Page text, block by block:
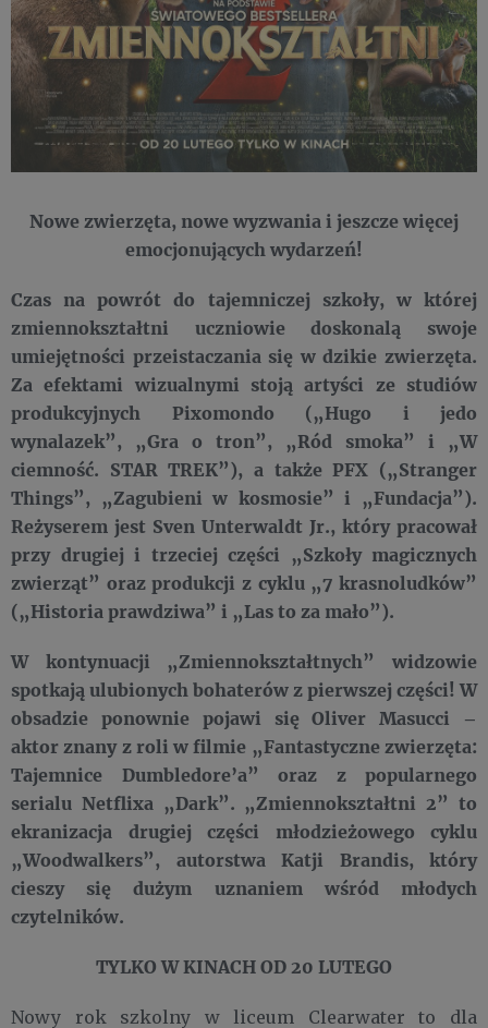
Nowe zwierzęta, nowe wyzwania i jeszcze więcej
emocjonujących wydarzeń!
Czas na powrót do tajemniczej szkoły, w której
zmiennokształtni uczniowie doskonalą swoje
umiejętności przeistaczania się w dzikie zwierzęta.
Za efektami wizualnymi stoją artyści ze studiów
produkcyjnych Pixomondo („Hugo i jedo
wynalazek”, „Gra o tron”, „Ród smoka” i „W
ciemność. STAR TREK”), a także PFX („Stranger
Things”, „Zagubieni w kosmosie” i „Fundacja”).
Reżyserem jest Sven Unterwaldt Jr., który pracował
przy drugiej i trzeciej części „Szkoły magicznych
zwierząt” oraz produkcji z cyklu „7 krasnoludków”
(„Historia prawdziwa” i „Las to za mało”).
W kontynuacji „Zmiennokształtnych” widzowie
spotkają ulubionych bohaterów z pierwszej części! W
obsadzie ponownie pojawi się Oliver Masucci –
aktor znany z roli w filmie „Fantastyczne zwierzęta:
Tajemnice Dumbledore’a” oraz z popularnego
serialu Netflixa „Dark”. „Zmiennokształtni 2” to
ekranizacja drugiej części młodzieżowego cyklu
„Woodwalkers”, autorstwa Katji Brandis, który
cieszy się dużym uznaniem wśród młodych
czytelników.
TYLKO W KINACH OD 20 LUTEGO
Nowy rok szkolny w liceum Clearwater to dla